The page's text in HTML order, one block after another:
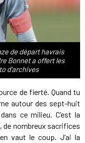
de départ havrais
Bonnet a offert les
d'archives
de fierté. Quand tu
autour des sept-huit
ce milieu. C’est la
de nombreux sacrifices
vaut le coup. J’ai la